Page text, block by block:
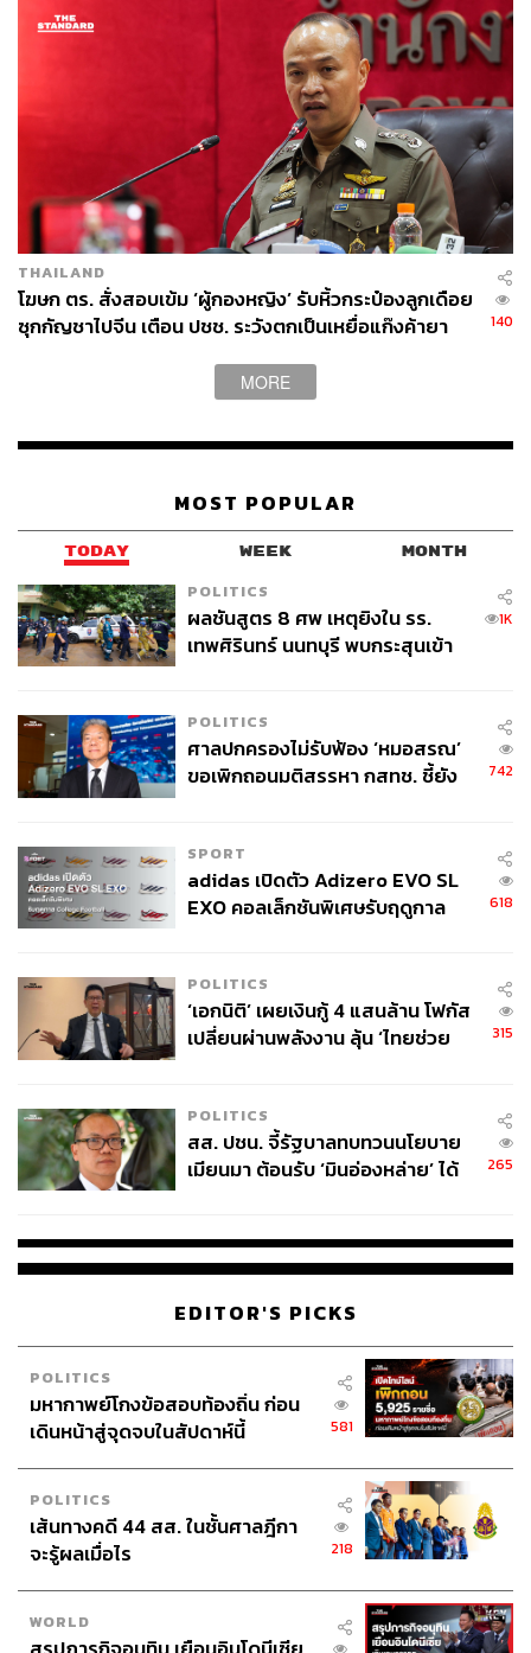
THAILAND
โฆษก ตร. สั่งสอบเข้ม ‘ผู้กองหญิง’ รับหิ้วกระป๋องลูกเดือย
ซุกกัญชาไปจีน เตือน ปชช. ระวังตกเป็นเหยื่อแก๊งค้ายา
140
MORE
MOST POPULAR
TODAY WEEK MONTH
POLITICS
ผลชันสูตร 8 ศพ เหตุยิงใน รร.
เทพศิรินทร์ นนทบุรี พบกระสุนเข้า
1K
POLITICS
ศาลปกครองไม่รับฟ้อง ‘หมอสรณ’
ขอเพิกถอนมติสรรหา กสทช. ชี้ยัง
742
SPORT
adidas เปิดตัว Adizero EVO SL
EXO คอลเล็กชันพิเศษรับฤดูกาล
618
POLITICS
‘เอกนิติ’ เผยเงินกู้ 4 แสนล้าน โฟกัส
เปลี่ยนผ่านพลังงาน ลุ้น ‘ไทยช่วย
315
POLITICS
สส. ปชน. จี้รัฐบาลทบทวนนโยบาย
เมียนมา ต้อนรับ ‘มินอ่องหล่าย’ ได้
265
EDITOR'S PICKS
POLITICS
มหากาพย์โกงข้อสอบท้องถิ่น ก่อน
เดินหน้าสู่จุดจบในสัปดาห์นี้
581
POLITICS
เส้นทางคดี 44 สส. ในชั้นศาลฎีกา
จะรู้ผลเมื่อไร
218
WORLD